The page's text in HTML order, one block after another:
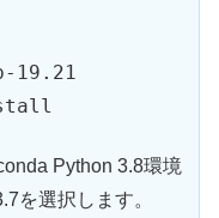
19.21
Python 3.8環境
を選択します。